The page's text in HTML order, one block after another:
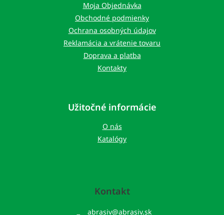
Moja Objednávka
Obchodné podmienky
Ochrana osobných údajov
Reklamácia a vrátenie tovaru
Doprava a platba
Kontakty
Užitočné informácie
O nás
Katalógy
Kontakt
abrasiv@abrasiv.sk